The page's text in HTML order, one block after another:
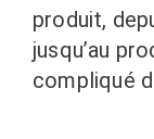
produit,
jusqu’au
compliqué